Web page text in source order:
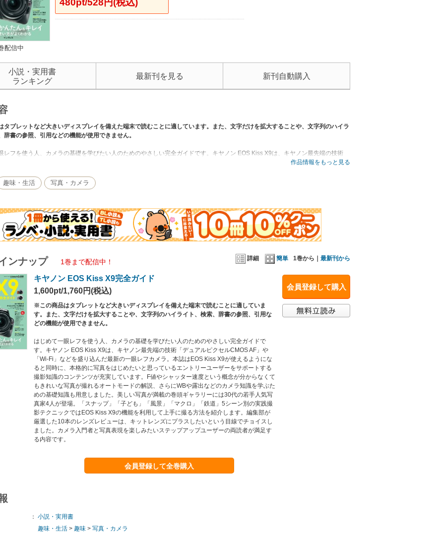
配信中
480pt/528円(税込)
小説・実用書
ランキング
最新刊を見る 新刊自動購入
タブレットなど大きいディスプレイを備えた端末で読むことに適しています。また、文字だけを拡大することや、文字列のハイラ
辞書の参照、引用などの機能が使用できません。
レフを使う人、カメラの基礎を学びたい人のためのやさしい完全ガイドです。キヤノン EOS Kiss X9は、キヤノン最先端の技術
クセルCMOS AF」や「Wi-Fi」などを盛り込んだ最新の一眼レフカメラ。本誌はEOS Kiss X9が使えるようになると同時に、本格
なくてもきれいな写真が撮れるオートモードの解説、さらにWBや露出などのカメラ知識を学ぶための基礎知識も用意しました。
満載の巻頭ギャラリーには30代の若手人気写真家4人が登場。「スナップ」「子ども」「風景」「マクロ」「鉄道」5シーン別の
たいという目線でチョイスしました。カメラ入門者と写真表現を楽しみたいステップアップユーザーの両読者が満足する内容で
作品情報をもっと見る
趣味・生活 写真・カメラ
詳細 簡単 1巻から｜ 最新刊から
ンナップ 1巻まで配信中！
会員登録して購入
キヤノン EOS Kiss X9完全ガイド
1,600pt/1,760円(税込)
※この商品はタブレットなど大きいディスプレイを備えた端末で読むことに適していま
す。また、文字だけを拡大することや、文字列のハイライト、検索、辞書の参照、引用な
どの機能が使用できません。
はじめて一眼レフを使う人、カメラの基礎を学びたい人のためのやさしい完全ガイドで
す。キヤノン EOS Kiss X9は、キヤノン最先端の技術「デュアルピクセルCMOS AF」や
「Wi-Fi」などを盛り込んだ最新の一眼レフカメラ。本誌はEOS Kiss X9が使えるようにな
ると同時に、本格的に写真をはじめたいと思っているエントリーユーザーをサポートする
撮影知識のコンテンツが充実しています。F値やシャッター速度という概念が分からなくて
もきれいな写真が撮れるオートモードの解説、さらにWBや露出などのカメラ知識を学ぶた
めの基礎知識も用意しました。美しい写真が満載の巻頭ギャラリーには30代の若手人気写
真家4人が登場。「スナップ」「子ども」「風景」「マクロ」「鉄道」5シーン別の実践撮
影テクニックではEOS Kiss X9の機能を利用して上手に撮る方法を紹介します。編集部が
厳選した10本のレンズレビューは、キットレンズにプラスしたいという目線でチョイスし
ました。カメラ入門者と写真表現を楽しみたいステップアップユーザーの両読者が満足す
る内容です。
会員登録して全巻購入
： 小説・実用書
趣味・生活 > 趣味 > 写真・カメラ